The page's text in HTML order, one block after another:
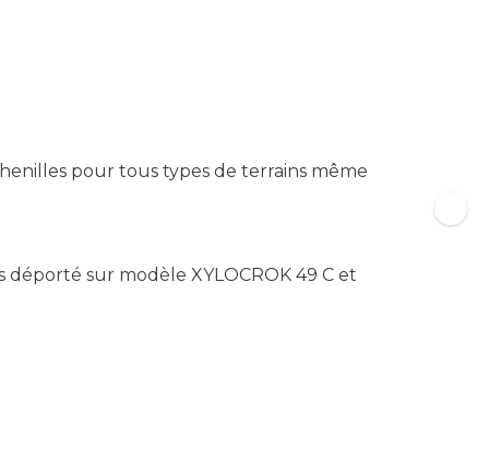
pour tous types de terrains même
sur modèle XYLOCROK 49 C et